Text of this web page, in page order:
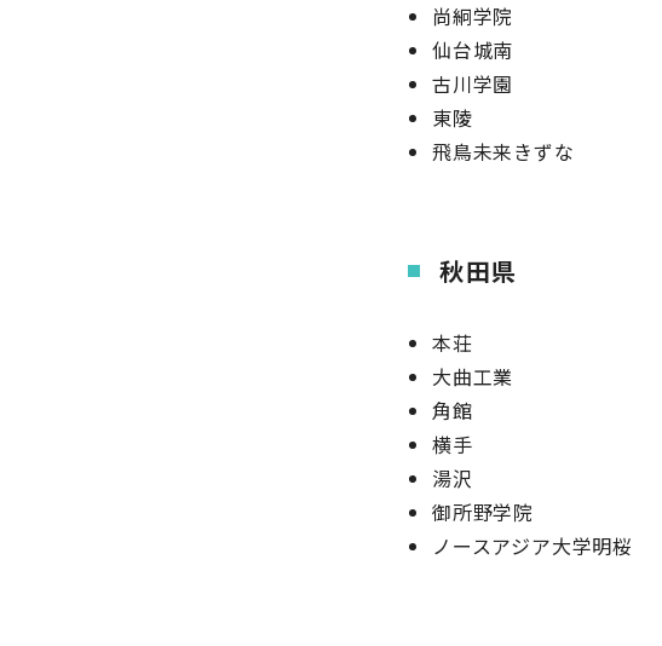
尚絅学院
仙台城南
古川学園
東陵
飛鳥未来きずな
秋田県
本荘
大曲工業
角館
横手
湯沢
御所野学院
ノースアジア大学明桜